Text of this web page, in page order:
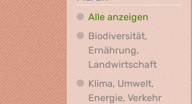
Alle anzeigen
Biodiversität,
Ernährung,
Landwirtschaft
Klima, Umwelt,
Energie, VerkehrKlima,